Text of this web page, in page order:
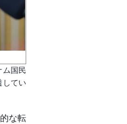
ム国民
してい
な転